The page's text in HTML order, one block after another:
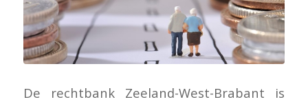
De rechtbank Zeeland-West-Brabant is